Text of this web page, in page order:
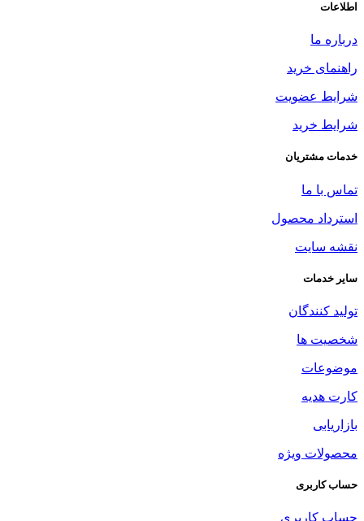
اطلاعات
درباره ما
راهنمای خرید
شرایط عضویت
شرایط خرید
خدمات مشتریان
تماس با ما
استرداد محصول
نقشه سایت
سایر خدمات
تولید کنندگان
شخصیت ها
موضوعات
کارت هدیه
بازاریابی
محصولات ویژه
حساب کاربری
حساب کاربری